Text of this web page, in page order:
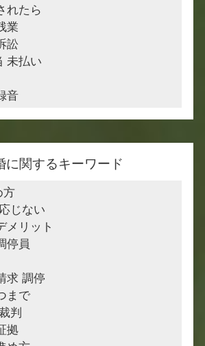
れたら
業
訟
未払い
音
に関するキーワード
方
じない
メリット
停員
求 調停
まで
判
拠